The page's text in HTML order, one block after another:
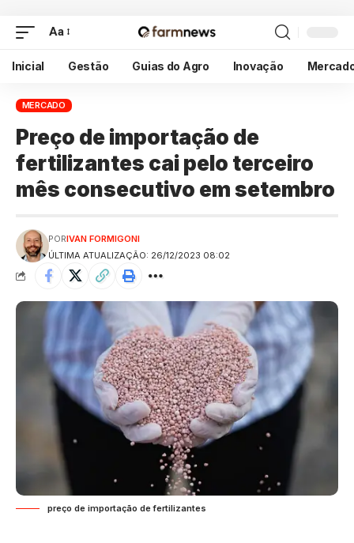
Aa
Inicial Gestão Guias do Agro Inovação
MERCADO
Preço de importação de
fertilizantes cai pelo terceiro
mês consecutivo em setembro
ÚLTIMA ATUALIZAÇÃO: 26/12/2023 08:02
PORIVAN FORMIGONI
preço de importação de fertilizantes